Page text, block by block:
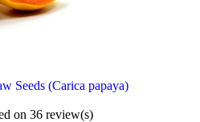
Seeds (Carica papaya)
on36 review(s)